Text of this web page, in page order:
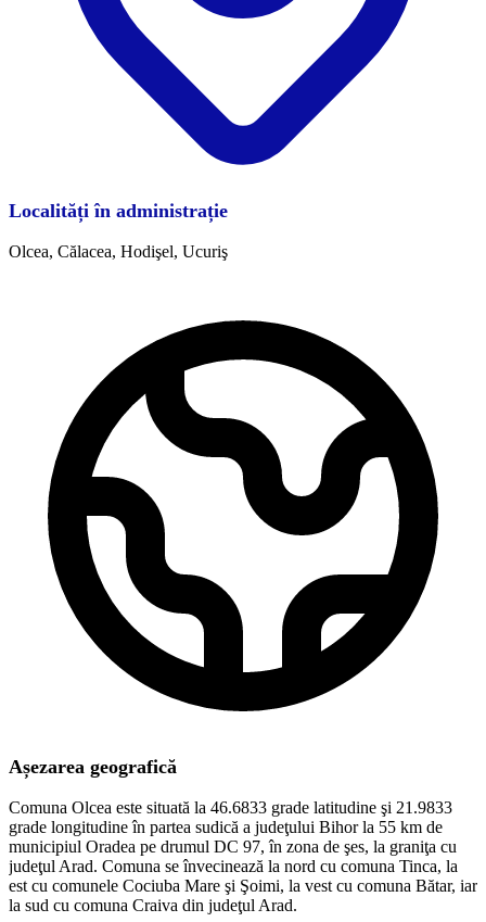
Localități în administrație
Olcea, Călacea, Hodişel, Ucuriş
Așezarea geografică
Comuna Olcea este situată la 46.6833 grade latitudine şi 21.9833
grade longitudine în partea sudică a judeţului Bihor la 55 km de
municipiul Oradea pe drumul DC 97, în zona de şes, la graniţa cu
judeţul Arad. Comuna se învecinează la nord cu comuna Tinca, la
est cu comunele Cociuba Mare şi Şoimi, la vest cu comuna Bătar, iar
la sud cu comuna Craiva din judeţul Arad.